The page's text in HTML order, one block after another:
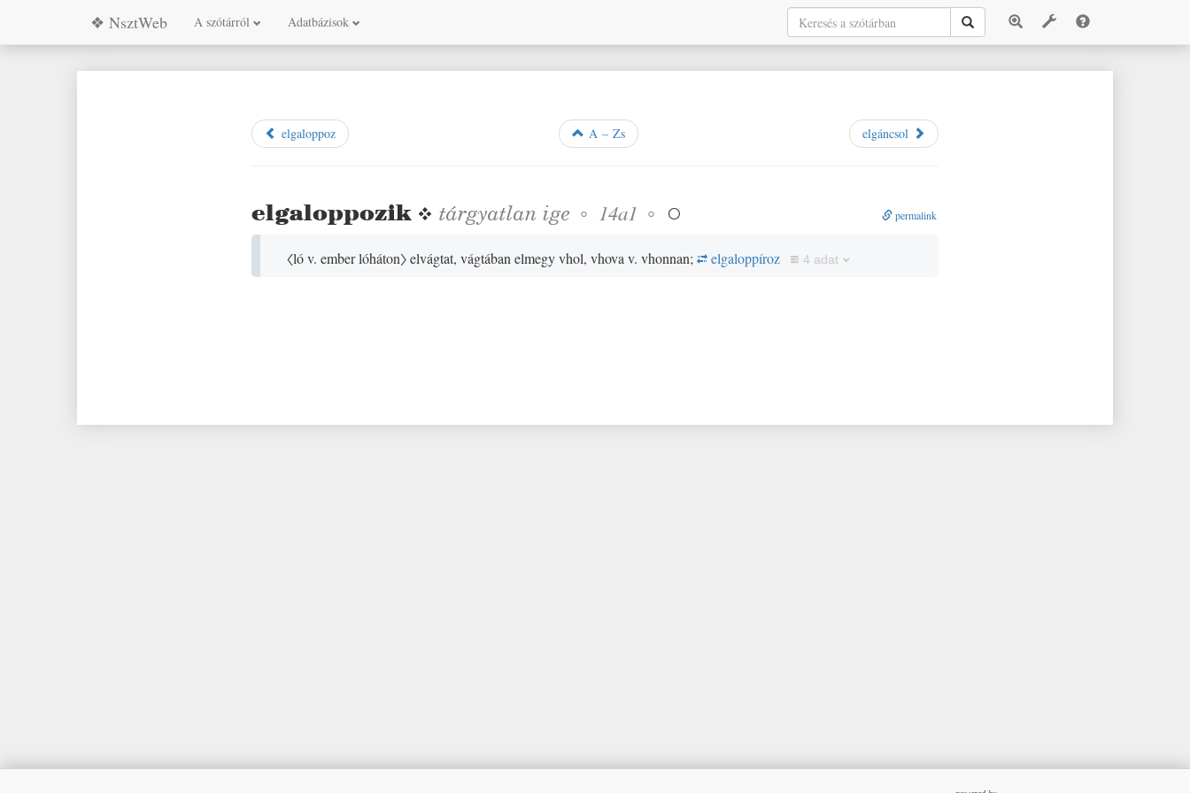
❖ NsztWeb A szótárról Adatbázisok
elgaloppoz A – Zs elgáncsol
elgaloppozik❖tárgyatlan ige ◦ 14a1 ◦  permalink
〈ló v. ember lóháton〉elvágtat, vágtában elmegy vhol, vhova v. vhonnan; elgaloppíroz 4 adat